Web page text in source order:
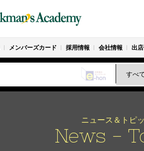
メンバーズカード 採用情報 会社情報 出
ニュース＆トピ
News -